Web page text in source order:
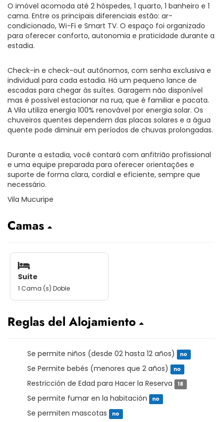
O imóvel acomoda até 2 hóspedes, 1 quarto, 1 banheiro e 1
cama. Entre os principais diferenciais estão: ar-
condicionado, Wi-Fi e Smart TV. O espaço foi organizado
para oferecer conforto, autonomia e praticidade durante a
estadia.
Check-in e check-out autônomos, com senha exclusiva e
individual para cada estadia. Há um pequeno lance de
escadas para chegar às suítes. Garagem não disponível
mas é possível estacionar na rua, que é familiar e pacata.
A Vila utiliza energia 100% renovável por energia solar. Os
chuveiros quentes dependem das placas solares e a água
quente pode diminuir em períodos de chuvas prolongadas.
Durante a estadia, você contará com anfitrião profissional
e uma equipe preparada para oferecer orientações e
suporte de forma clara, cordial e eficiente, sempre que
necessário.
Vila Mucuripe
Camas
Suite
1 Cama (s) Doble
Reglas del Alojamiento
Se permite niños (desde 02 hasta 12 años) no
Se Permite bebés (menores que 2 años) no
Restricción de Edad para Hacer la Reserva 18
Se permite fumar en la habitación no
Se permiten mascotas no